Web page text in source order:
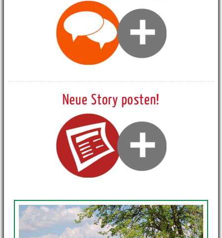
Neue Story posten!